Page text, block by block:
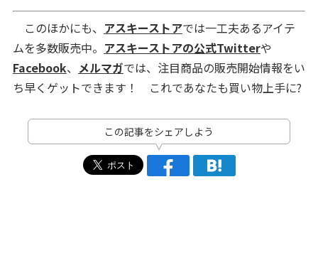
このほかにも、 アスキーストアでは一工夫あるアイテ
ムを多数販売中。 アスキーストアの公式Twitterや
Facebook、 メルマガでは、注目商品の販売開始情報をい
ち早くゲットできます！ これであなたも買い物上手に?
この記事をシェアしよう